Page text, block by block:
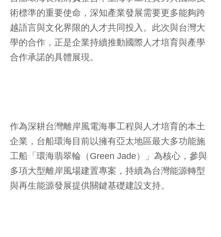
術標準的重要使命，深知產業發展需要更多能夠跨
越語言與文化界限的人才共同投入。此次與台灣大
學的合作，正是企業持續推動國際人才培育與產學
合作承諾的具體展現。
作為深耕台灣離岸風電海事工程與人才培育的本土
企業，台船環海目前以擁有亞太地區最大多功能施
工船「環海翡翠輪（Green Jade）」為核心，參與
多項大型離岸風場建置專案，持續為台灣能源轉型
與再生能源發展提供關鍵基礎建設支持。